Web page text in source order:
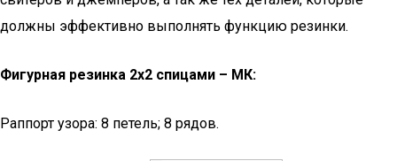
должны эффективно выполнять функцию резинки.
Фигурная резинка 2х2 спицами – МК:
Раппорт узора: 8 петель; 8 рядов.